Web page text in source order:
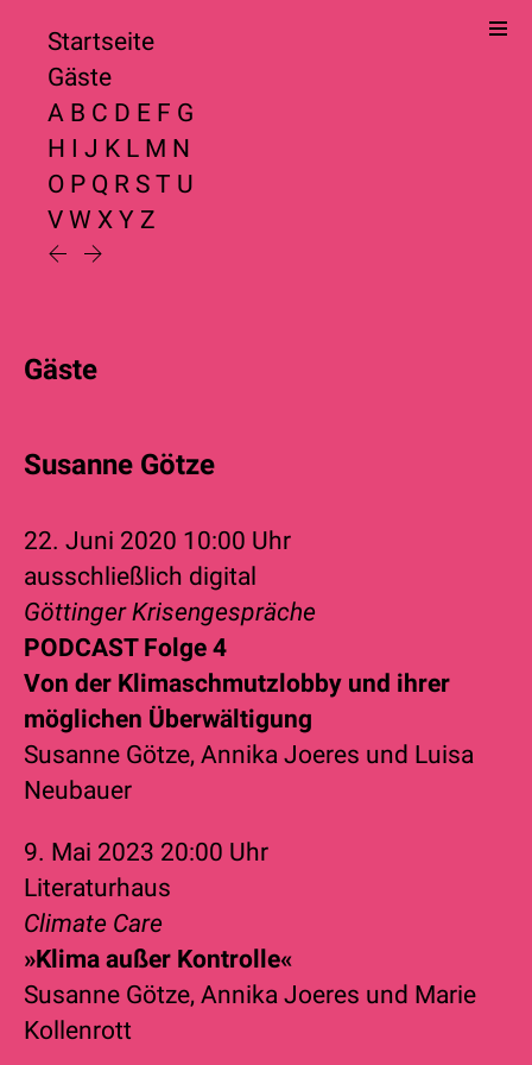
Startseite
Gäste
A B C D E F G
H I J K L M N
O P Q R S T U
V W X Y Z
Gäste
Susanne Götze
22. Juni 2020 10:00 Uhr
ausschließlich digital
Göttinger Krisengespräche
PODCAST Folge 4
Von der Klimaschmutzlobby und ihrer
möglichen Überwältigung
Susanne Götze, Annika Joeres und Luisa
Neubauer
9. Mai 2023 20:00 Uhr
Literaturhaus
Climate Care
»Klima außer Kontrolle«
Susanne Götze, Annika Joeres und Marie
Kollenrott